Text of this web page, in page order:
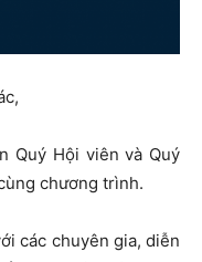
Quý Hội viên và Quý
chương trình.
các chuyên gia, diễn